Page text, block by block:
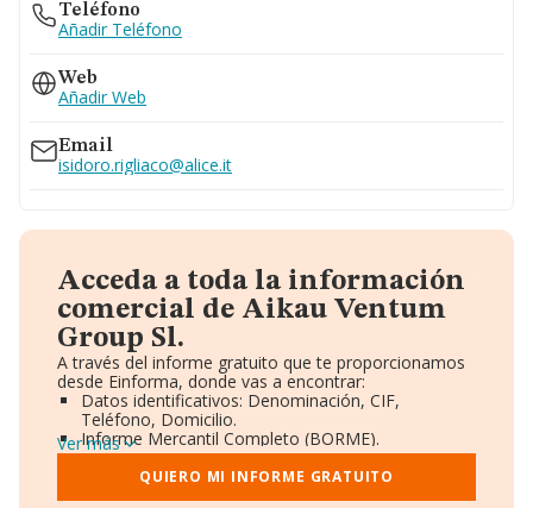
Teléfono
Añadir Teléfono
Web
Añadir Web
Email
isidoro.rigliaco@alice.it
Acceda a toda la información
comercial de Aikau Ventum
Group Sl.
A través del informe gratuito que te proporcionamos
desde Einforma, donde vas a encontrar:
Datos identificativos: Denominación, CIF,
Teléfono, Domicilio.
Informe Mercantil Completo (BORME).
Gráficos de Evolución Ventas y Empleados.
Consejo de Administración y Administradores.
Directivos y Ejecutivos.
Ver más
QUIERO MI INFORME GRATUITO